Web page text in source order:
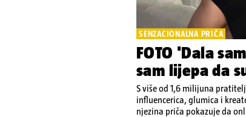
SENZACIONALNA PRIČA
FOTO 'Dala
sam lijepa da
S više od 1,6 milijuna
influencerica, glumica i
njezina priča pokazuje da